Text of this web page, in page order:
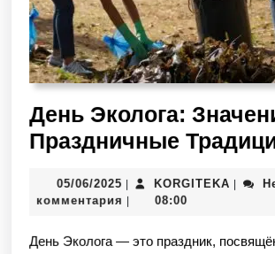
День Эколога:
Праздничные
05/06/2025 | KORGITEKA |
комментария | 08:00
День Эколога — это праздник, посвящённый защите